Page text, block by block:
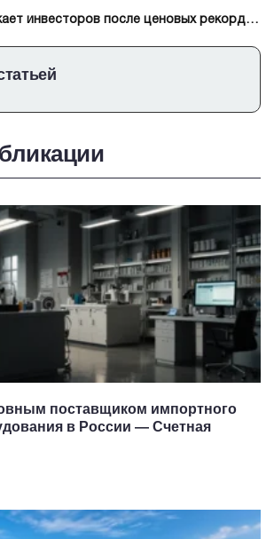
инвесторов после ценовых рекордов
поставщиком импортного
в России — Счетная